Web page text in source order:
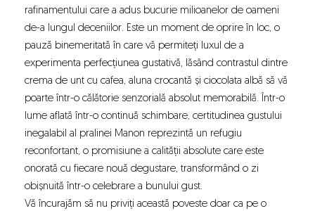
rafinamentului care a adus bucurie milioanelor de oameni
de-a lungul deceniilor. Este un moment de oprire în loc, o
pauză binemeritată în care vă permiteți luxul de a
experimenta perfecțiunea gustativă, lăsând contrastul dintre
crema de unt cu cafea, aluna crocantă și ciocolata albă să vă
poarte într-o călătorie senzorială absolut memorabilă. Într-o
lume aflată într-o continuă schimbare, certitudinea gustului
inegalabil al pralinei Manon reprezintă un refugiu
reconfortant, o promisiune a calității absolute care este
onorată cu fiecare nouă degustare, transformând o zi
obișnuită într-o celebrare a bunului gust.
Vă încurajăm să nu priviți această poveste doar ca pe o